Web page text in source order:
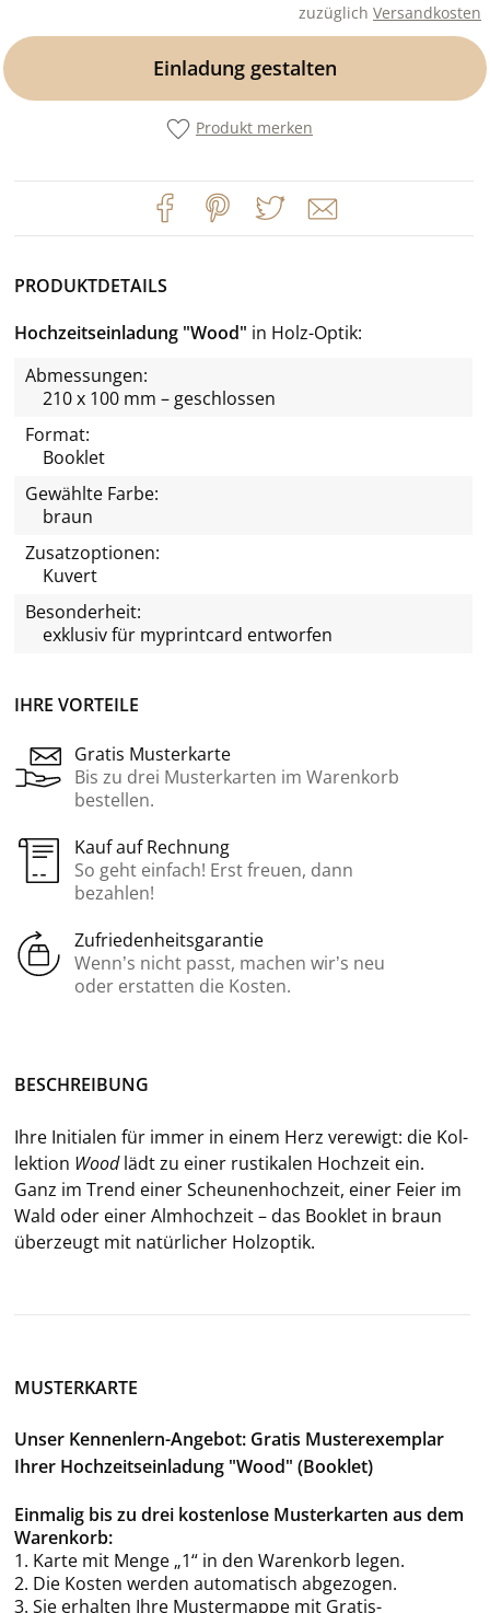
zuzüglich Versandkosten
Einladung gestalten
Produkt merken
IHRE VORTEILE
Gratis Musterkarte
Bis zu drei Musterkarten im Warenkorb
bestellen.
Kauf auf Rechnung
So geht einfach! Erst freuen, dann
bezahlen!
Zufriedenheitsgarantie
Wenn’s nicht passt, machen wir’s neu
oder erstatten die Kosten.
PRODUKTDETAILS
Hochzeitseinladung "Wood" in Holz-Optik
Abmessungen:
210 x 100 mm – geschlossen
Format:
Booklet
Gewählte Farbe:
braun
Zusatzoptionen:
Kuvert
Besonderheit:
exklusiv für myprintcard entworfen
BE­SCHREI­BUNG
Ihre In­itia­len für immer in einem Herz ver­ewigt: die Kol­
lek­ti­on Woodlädt zu einer rus­ti­ka­len Hoch­zeit ein.
Ganz im Trend einer Scheu­nen­hoch­zeit, einer Feier im
Wald oder einer Alm­hoch­zeit – das Book­let in braun
über­zeugt mit na­tür­li­cher Holz­op­tik.
MUSTERKARTE
Unser Kennenlern-Angebot: Gratis Musterexemplar
Ihrer Hochzeitseinladung "Wood" (Booklet)
Einmalig bis zu drei kostenlose Musterkarten aus dem
Warenkorb:
1. Karte mit Menge „1“ in den Warenkorb legen.
2. Die Kosten werden automatisch abgezogen.
3. Sie erhalten Ihre Mustermappe mit Gratis-